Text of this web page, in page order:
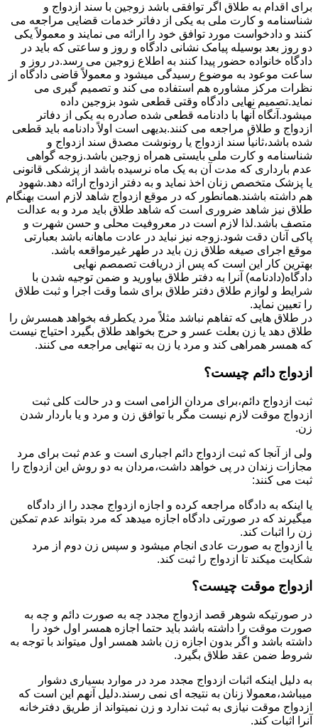
برای اقدام به طلاق اگر توافقی باشد زوجین با سند ازدواج و
شناسنامه و کارت ملی به یکی از دفاتر خدمات قضایی مراجعه می
کنند و دادخواست مورد توافق خود را ارائه می نمایند و معمولاً یکی
دو روز بعد بوسیله پیامک نشانی دادگاه و روز و ساعتی که باید در
دادگاه خانواده حضور پیدا کنند به اطلاع زوجین می رسد.در روز و
ساعت موعود به موضوع رسیدگی میشود و معمولاً قاضی دادگاه از
نظرات مرکز مشاوره هم استفاده می کند و تصمیم گیری می
نماید.تصمیم نهایی دادگاه وقتی قطعی شود بزوجین داده
میشود.آنگاه آنها با دادنامه قطعی شده صادره به یکی از دفاتر
ازدواج و طلاق مراجعه می کنند.بدیهی است اولاً دادنامه باید قطعی
شده باشد،ثانیاً سند ازدواج یا رونوشت مصدق سند ازدواج و
شناسنامه و کارت ملی بایستی همراه زوجین باشد.زوجه گواهی
عدم بارداری که مدت آن به یک ماه نرسیده باشد از پزشکی قانونی
یا پزشک متخصص زنان اخذ نماید و به دفتر ازدواج ارائه دهد.شهود
هم داشته باشند.همانطور که در موقع ازدواج شاهد لازم است بهنگام
طلاق نیز شاهد ضروری است که شاهد طلاق باید مرد و به عدالت
متصف باشد.لذا لازم است در معروفیت محلی و حسن شهرت و
پاکی آنان دقت شود.زوجه نیز نباید در عادت ماهانه باشد بعبارتی
موقع اجرای صیغه طلاق زن باید در طهر غیرمواقعه باشد.
بهترین کار این است که پس از دریافت تصمصم نهایی
دادگاه(دادنامه) آنرا به دفتر طلاق بیاورید و ضمن توجیه شدن با
شرایط و لوازم طلاق دفتر طلاق برای شما وقت اجرا و ثبت طلاق
را تعیین نماید.
در طلاق هایی که تفاهم نباشد مثلاً مرد یکطرفه بخواهد همسرش را
طلاق دهد یا زن بعلت عسر و حرج بخواهد طلاق بگیرد احتیاج نیست
که همسر همراهی کند و مرد یا زن به تنهایی مراجعه می کنند.
ازدواج دائم چیست؟
ثبت ازدواج دائم،برای مردان الزامی است و در حالت کلی ثبت
ازدواج موقت لازم نیست مگر با توافق زن و مرد و یا باردار شدن
زن.
ولی از آنجا که ثبت ازدواج دائم اجباری است و عدم ثبت برای مرد
مجازات زندان در پی خواهد داشت،مردان به دو روش این ازدواج را
ثبت می کنند:
یا اینکه به دادگاه مراجعه کرده و اجازه ازدواج مجدد را از دادگاه
میگیرند که در صورتی دادگاه اجازه میدهد که مرد بتواند عدم تمکین
زن را اثبات کند.
یا ازدواج به صورت عادی انجام میشود و سپس زن دوم از مرد
شکایت میکند تا ازدواج را ثبت کند.
ازدواج موقت چیست؟
در صورتیکه شوهر قصد ازدواج مجدد چه به صورت دائم و چه به
صورت موقت را داشته باشد باید حتما اجازه همسر اول خود را
داشته باشد و اگر بدون اجازه زن باشد همسر اول میتواند با توجه به
شروط ضمن عقد طلاق بگیرد.
به دلیل اینکه اثبات ازدواج مجدد مرد در موارد بسیاری دشوار
میباشد،معمولا زنان به نتیجه ای نمی رسند.دلیل آنهم این است که
ازدواج موقت نیازی به ثبت ندارد و زن نمیتواند از طریق دفترخانه
آنرا اثبات کند.